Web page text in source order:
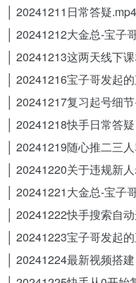
│ 20241211日常答疑.mp4
│ 20241212大金总-宝子
│ 20241213这两天线下
│ 20241216宝子哥发起
│ 20241217复习起号细
│ 20241218快手日常答
│ 20241219随心推二三
│ 20241220关于违规新
│ 20241221大金总-宝子
│ 20241222快手搜索自
│ 20241223宝子哥发起
│ 20241224最新视频搭